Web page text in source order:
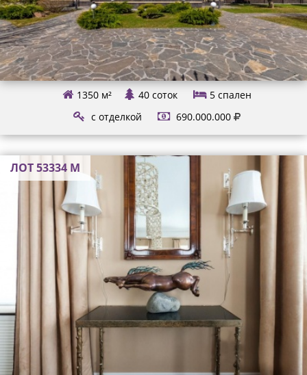
1350 м² 40 соток 5спален
с отделкой
690.000.000
ЛОТ 53334 М